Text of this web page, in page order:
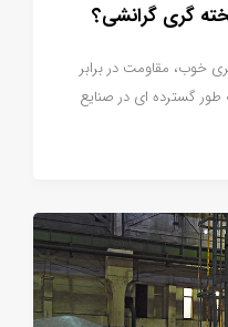
گری گرانشی؟
خوب، مقاومت در برابر
گسترده ای در صنایع